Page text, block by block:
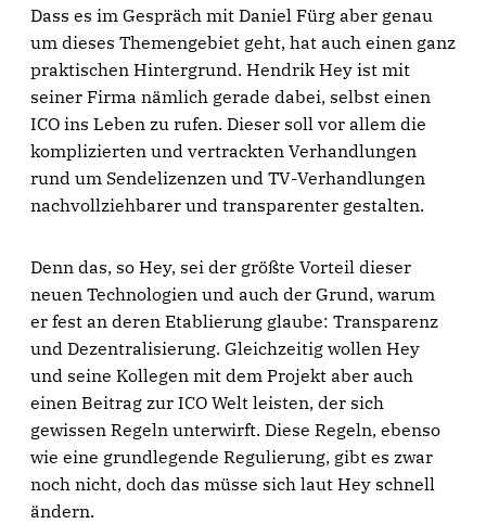
Dass es im Gespräch mit Daniel Fürg aber genau
um dieses Themengebiet geht, hat auch einen ganz
praktischen Hintergrund. Hendrik Hey ist mit
seiner Firma nämlich gerade dabei, selbst einen
ICO ins Leben zu rufen. Dieser soll vor allem die
komplizierten und vertrackten Verhandlungen
rund um Sendelizenzen und TV-Verhandlungen
nachvollziehbarer und transparenter gestalten.
Denn das, so Hey, sei der größte Vorteil dieser
neuen Technologien und auch der Grund, warum
er fest an deren Etablierung glaube: Transparenz
und Dezentralisierung. Gleichzeitig wollen Hey
und seine Kollegen mit dem Projekt aber auch
einen Beitrag zur ICO Welt leisten, der sich
gewissen Regeln unterwirft. Diese Regeln, ebenso
wie eine grundlegende Regulierung, gibt es zwar
noch nicht, doch das müsse sich laut Hey schnell
ändern.